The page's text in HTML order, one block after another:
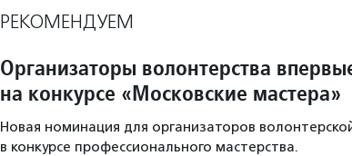
РЕКОМЕНДУЕМ
Организаторы волонтерства
на конкурсе «Московские мастера»
Новая номинация для организаторов
в конкурсе профессионального мастерства.